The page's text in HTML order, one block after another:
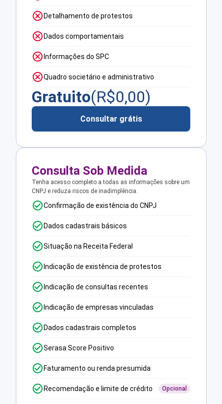
Detalhamento de protestos
Dados comportamentais
Informações do SPC
Quadro societário e administrativo
Gratuito(R$0,00)
Consultar grátis
Consulta Sob Medida
Tenha acesso completo a todas as informações sobre um
CNPJ e reduza riscos de inadimplência.
Confirmação de existência do CNPJ
Dados cadastrais básicos
Situação na Receita Federal
Indicação de existência de protestos
Indicação de consultas recentes
Indicação de empresas vinculadas
Dados cadastrais completos
Serasa Score Positivo
Faturamento ou renda presumida
Recomendação e limite de crédito Opcional